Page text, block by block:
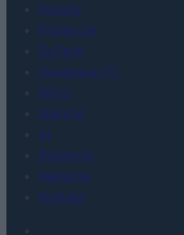
Porady
Promocje
FinTech
Hardware PC
Moto
Gaming
AI
Redakcja
Reklama
Kontakt